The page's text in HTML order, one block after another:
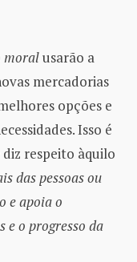
moralusarão a
mercadorias
opções e
Isso é
respeito àquilo
das pessoas ou
e apoia o
e o progresso da